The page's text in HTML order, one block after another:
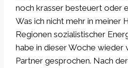
noch krasser besteuert oder
Was ich nicht mehr in meiner
Regionen sozialistischer
habe in dieser Woche wieder
Partner gesprochen. Nach